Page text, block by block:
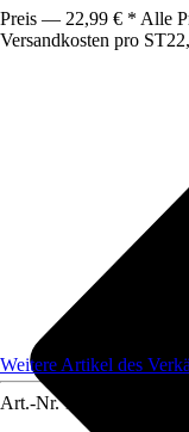
Preis — 22,99 € * Alle
Versandkosten pro ST
Weitere Artikel des
Art.-Nr. 12753776